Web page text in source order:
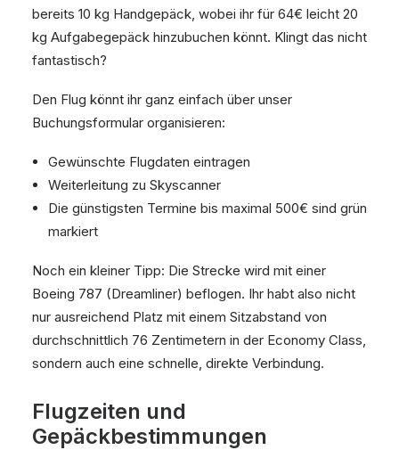
bereits 10 kg Handgepäck, wobei ihr für 64€ leicht 20
kg Aufgabegepäck hinzubuchen könnt. Klingt das nicht
fantastisch?
Den Flug könnt ihr ganz einfach über unser
Buchungsformular organisieren:
Gewünschte Flugdaten eintragen
Weiterleitung zu Skyscanner
Die günstigsten Termine bis maximal 500€ sind grün
markiert
Noch ein kleiner Tipp: Die Strecke wird mit einer
Boeing 787 (Dreamliner) beflogen. Ihr habt also nicht
nur ausreichend Platz mit einem Sitzabstand von
durchschnittlich 76 Zentimetern in der Economy Class,
sondern auch eine schnelle, direkte Verbindung.
Flugzeiten und
Gepäckbestimmungen